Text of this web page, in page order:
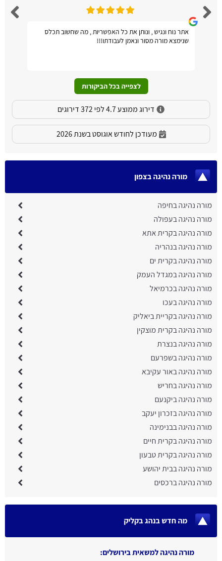
אתר נוח ונגיש , ונותן את כל האפשריות , מה שחשוב תכלס
שנימצא מורה מסור ונאמן לעבודתו!!!
לצפייה בכל הביקורות
דירוג ממוצע 4.7 לפי 372 דירוגים
מעודכן לחודש אוגוסט בשנת 2026
מורה נהיגה בצפון
מורה נהיגה בחיפה
מורה נהיגה בעפולה
מורה נהיגה בקרית אתא
מורה נהיגה בנהריה
מורה נהיגה בקרית ים
מורה נהיגה במגדל העמק
מורה נהיגה בכרמיאל
מורה נהיגה בעכו
מורה נהיגה בקריית ביאליק
מורה נהיגה בקרית מוצקין
מורה נהיגה בנצרת
מורה נהיגה בשפרעם
מורה נהיגה באור עקיבא
מורה נהיגה בחריש
מורה נהיגה ביקנעם
מורה נהיגה בזכרון יעקב
מורה נהיגה בבנימינה
מורה נהיגה בקרית חיים
מורה נהיגה בקרית טבעון
מורה נהיגה בבית יהושע
מורה נהיגה ברכסים
מה חדש בנהג בקליק
מורה נהיגה למשאית בירושלים: